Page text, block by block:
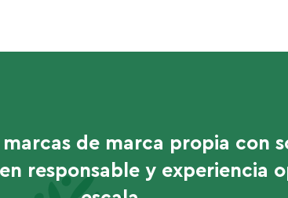
de marca propia con
responsable y experiencia